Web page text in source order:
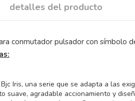
detalles del producto
conmutador pulsador con símbolo
Bjc Iris, una serie que se adapta a las
suave, agradable accionamiento y